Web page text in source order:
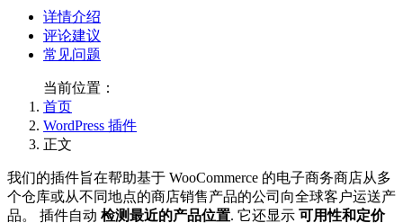
详情介绍
评论建议
常见问题
当前位置：
首页
WordPress 插件
正文
我们的插件旨在帮助基于 WooCommerce 的电子商务商店从多
个仓库或从不同地点的商店销售产品的公司向全球客户运送产
品。 插件自动 检测最近的产品位置. 它还显示 可用性和定价